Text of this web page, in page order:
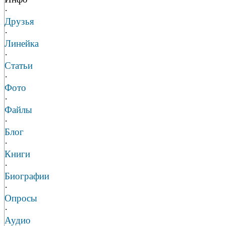
·
Друзья
·
Линейка
·
Статьи
·
Фото
·
Файлы
·
Блог
·
Книги
·
Биографии
·
Опросы
·
Аудио